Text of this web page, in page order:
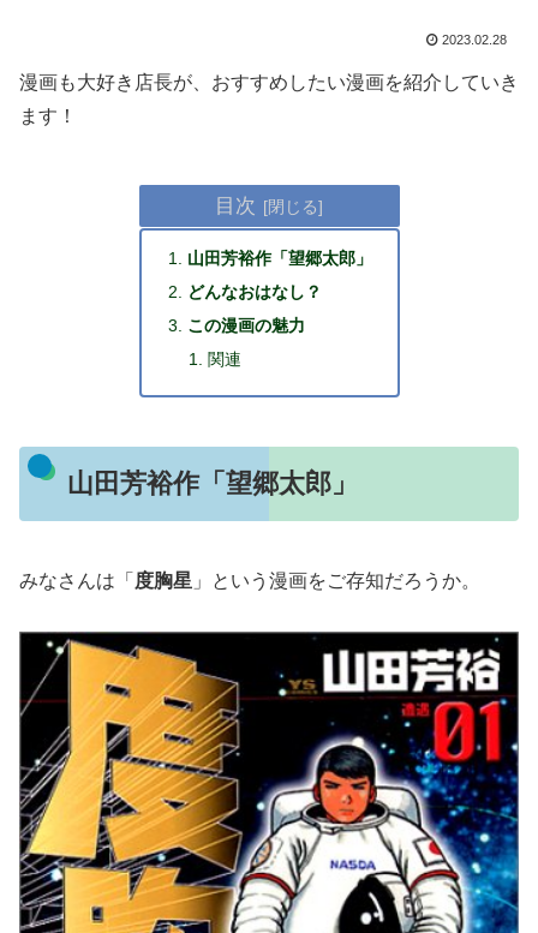
2023.02.28
漫画も大好き店長が、おすすめしたい漫画を紹介していき
ます！
目次
山田芳裕作「望郷太郎」
どんなおはなし？
この漫画の魅力
関連
山田芳裕作「望郷太郎」
みなさんは「 度胸星 」という漫画をご存知だろうか。